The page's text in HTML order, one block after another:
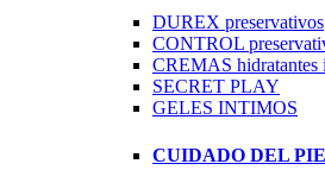
DUREX preservativos
CONTROL
CREMAS hidratantes
SECRET PLAY
GELES INTIMOS
CUIDADO DEL PIE